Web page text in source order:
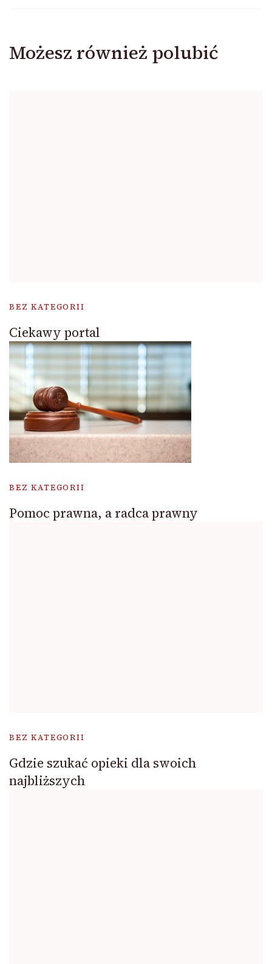
Możesz również polubić
BEZ KATEGORII
Ciekawy portal
BEZ KATEGORII
Pomoc prawna, a radca prawny
BEZ KATEGORII
Gdzie szukać opieki dla swoich
najbliższych